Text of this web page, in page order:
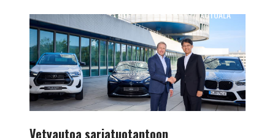
Vetyautoa
sarjatuotantoon
AUTOALA
Vetyautoa sarjatuotantoon